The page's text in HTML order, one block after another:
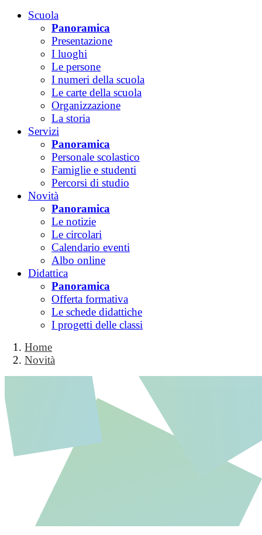
Scuola
Panoramica
Presentazione
I luoghi
Le persone
I numeri della scuola
Le carte della scuola
Organizzazione
La storia
Servizi
Panoramica
Personale scolastico
Famiglie e studenti
Percorsi di studio
Novità
Panoramica
Le notizie
Le circolari
Calendario eventi
Albo online
Didattica
Panoramica
Offerta formativa
Le schede didattiche
I progetti delle classi
Home
Novità